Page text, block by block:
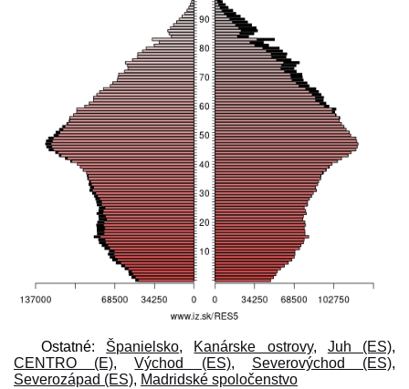
Ostatné: Španielsko, Kanárske ostrovy, Juh (ES),
CENTRO (E),Východ (ES), Severovýchod (ES),
Severozápad (ES), Madridské spoločenstvo